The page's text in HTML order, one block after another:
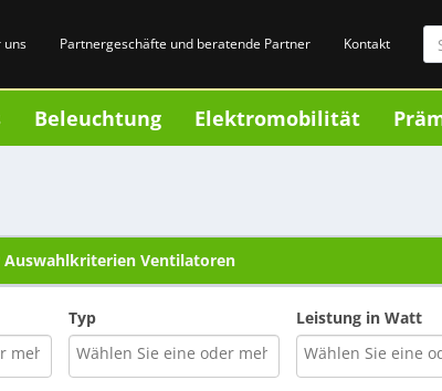
uns Partnergeschäfte und beratende Partner Kontakt
Beleuchtung Elektromobilität
Auswahlkriterien Ventilatoren
Typ Leistung in Watt